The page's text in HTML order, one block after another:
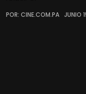
POR: CINE.COM.PA JUNIO